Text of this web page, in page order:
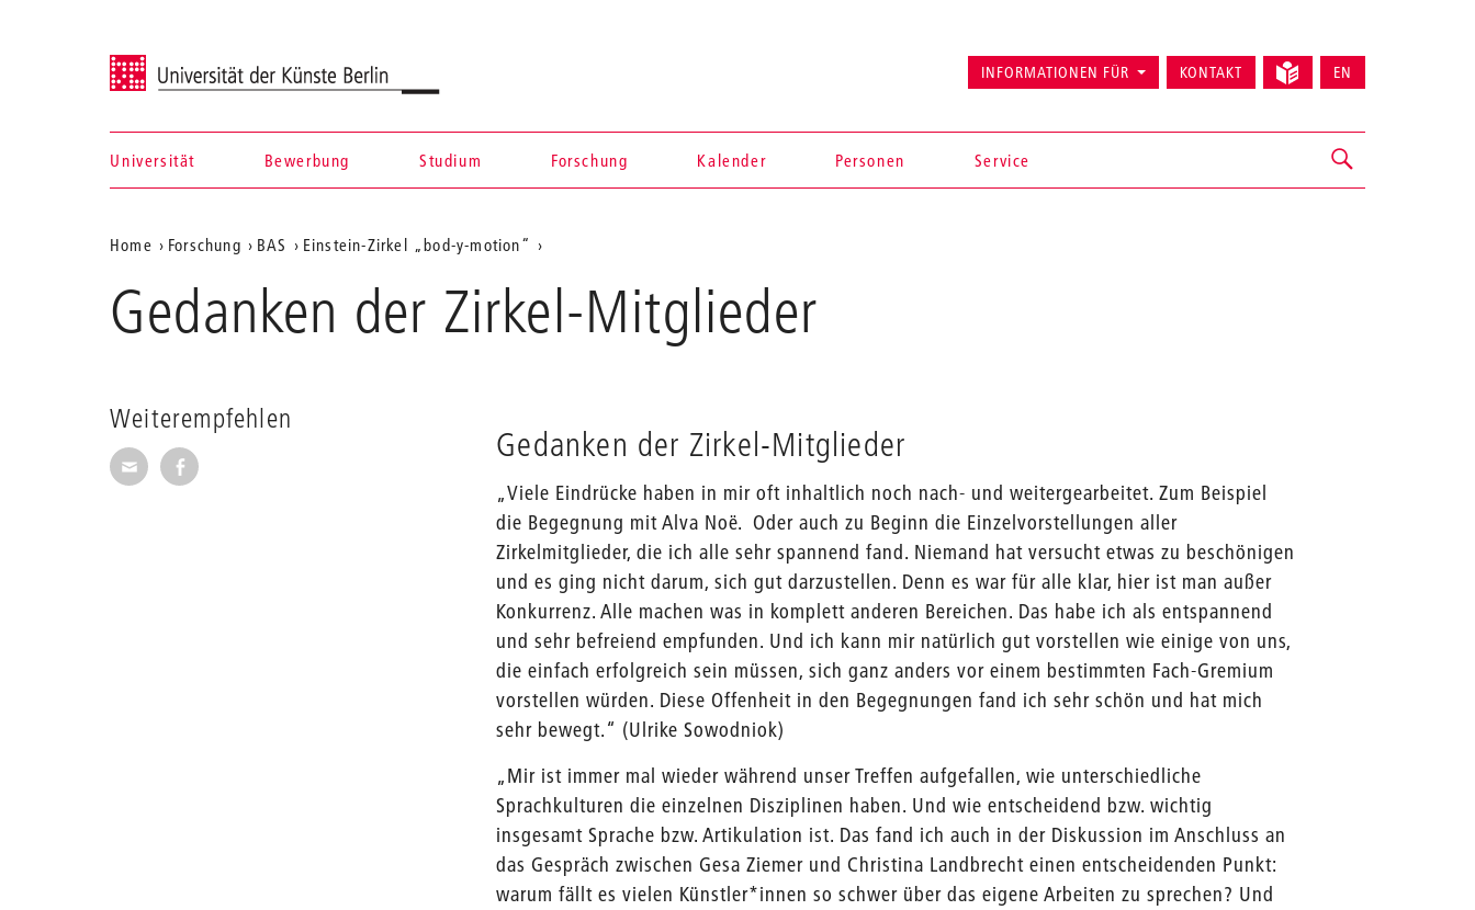
Universität der Künste Berlin
Navigation &
Suche
Universität Bewerbung Studium Forschung Kalender Personen Service
INFORMATIONEN FÜR KONTAKT EN
Aktuelle
Position
auf
Home Forschung BAS Einstein-Zirkel „bod-y-motion“
Gedanken der Zirkel-Mitglieder
Weiterempfehlen
Seite per E-Mail weiterempfehlen
Seite auf Facebook weiterempfehlenGedanken der Zirkel-Mitglieder
„Viele Eindrücke haben in mir oft inhaltlich noch nach- und weitergearbeitet. Zum Beispiel
die Begegnung mit Alva Noë. Oder auch zu Beginn die Einzelvorstellungen aller
Zirkelmitglieder, die ich alle sehr spannend fand. Niemand hat versucht etwas zu beschönigen
und es ging nicht darum, sich gut darzustellen. Denn es war für alle klar, hier ist man außer
Konkurrenz. Alle machen was in komplett anderen Bereichen. Das habe ich als entspannend
und sehr befreiend empfunden. Und ich kann mir natürlich gut vorstellen wie einige von uns,
die einfach erfolgreich sein müssen, sich ganz anders vor einem bestimmten Fach-Gremium
vorstellen würden. Diese Offenheit in den Begegnungen fand ich sehr schön und hat mich
sehr bewegt.“ (Ulrike Sowodniok)
„Mir ist immer mal wieder während unser Treffen aufgefallen, wie unterschiedliche
Sprachkulturen die einzelnen Disziplinen haben. Und wie entscheidend bzw. wichtig
insgesamt Sprache bzw. Artikulation ist. Das fand ich auch in der Diskussion im Anschluss an
das Gespräch zwischen Gesa Ziemer und Christina Landbrecht einen entscheidenden Punkt:
warum fällt es vielen Künstler*innen so schwer über das eigene Arbeiten zu sprechen? Und